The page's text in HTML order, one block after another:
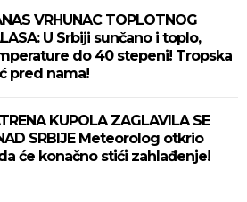
VRHUNAC TOPLOTNOG
U Srbiji sunčano i toplo,
do 40 stepeni! Tropska
pred nama!
KUPOLA ZAGLAVILA SE
SRBIJE Meteorolog otkrio
će konačno stići zahlađenje!